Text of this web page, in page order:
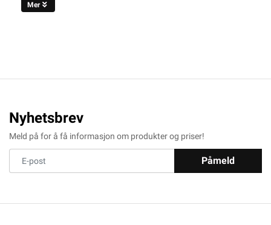
Mer
Nyhetsbrev
Meld på for å få informasjon om produkter og priser!
Påmeld